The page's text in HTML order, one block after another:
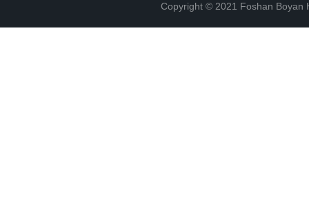
Copyright © 2021 Foshan Boyan